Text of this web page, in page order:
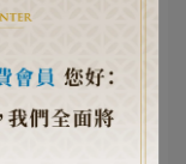
會。